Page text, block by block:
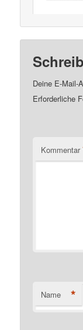
Deine E-Mail-
Erforderliche
Kommentar
Name *